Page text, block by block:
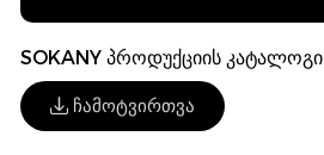
SOKANY პროდუქციის კატალოგი
Ჩამოტვირთვა